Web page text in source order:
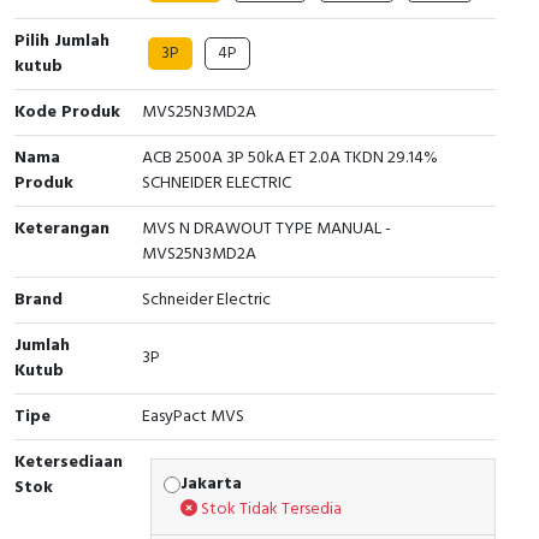
Cable Operated Switch
Signalling Columns
Safety Sensors
Pressure Switch
Ultrasonic & Rotary Encoder
Limit Switch
Inductive Sensors
Photoelectric
Cam Switch
Panel Box
Pilih Jumlah
kutub
3P 4P
Kode Produk
MVS25N3MD2A
Nama
Produk
ACB 2500A 3P 50kA ET 2.0A TKDN 29.14%
SCHNEIDER ELECTRIC
Keterangan
MVS N DRAWOUT TYPE MANUAL -
MVS25N3MD2A
Brand
Schneider Electric
Jumlah
Kutub
3P
Tipe
EasyPact MVS
Ketersediaan
Stok
Jakarta
Stok Tidak Tersedia